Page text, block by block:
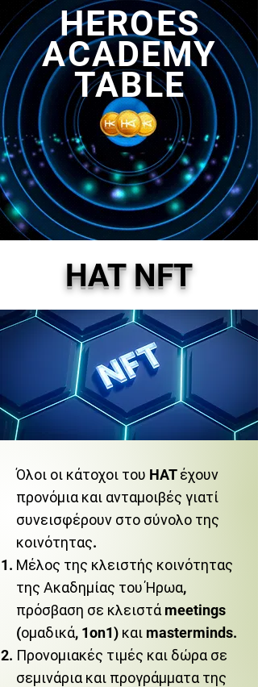
HEROES
ACADEMY
TABLE
HAT NFT
Όλοι οι κάτοχοι του HAT έχουν
προνόμια και ανταμοιβές γιατί
συνεισφέρουν στο σύνολο της
κοινότητας.
Μέλος της κλειστής κοινότητας
της Ακαδημίας του Ήρωα,
πρόσβαση σε κλειστά meetings
(ομαδικά, 1on1) και masterminds.
Προνομιακές τιμές και δώρα σε
σεμινάρια και προγράμματα της